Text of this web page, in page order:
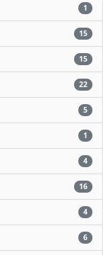
1
15
15
22
5
1
4
16
4
6